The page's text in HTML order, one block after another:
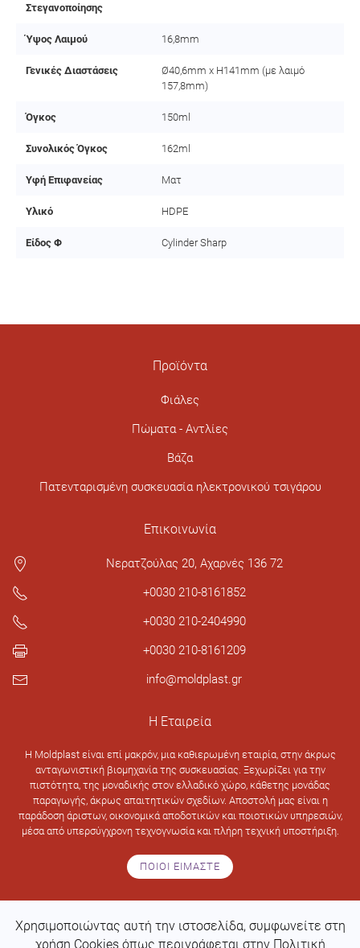
Στεγανοποίησης
Ύψος Λαιμού 16,8mm
Γενικές Διαστάσεις
Ø40,6mm x H141mm (με λαιμό
157,8mm)
Όγκος 150ml
Συνολικός Όγκος 162ml
Υφή Επιφανείας Ματ
Υλικό HDPE
Είδος Φ Cylinder Sharp
Προϊόντα
Φιάλες
Πώματα - Αντλίες
Βάζα
Πατενταρισμένη συσκευασία ηλεκτρονικού τσιγάρου
Επικοινωνία
Νερατζούλας 20, Αχαρνές 136 72
+0030 210-8161852
+0030 210-2404990
+0030 210-8161209
info@moldplast.gr
Η Εταιρεία
H Moldplast είναι επί μακρόν, μια καθιερωμένη εταιρία, στην άκρως
ανταγωνιστική βιομηχανία της συσκευασίας. Ξεχωρίζει για την
πιστότητα, της μοναδικής στον ελλαδικό χώρο, κάθετης μονάδας
παραγωγής, άκρως απαιτητικών σχεδίων. Αποστολή μας είναι η
παράδοση άριστων, οικονομικά αποδοτικών και ποιοτικών υπηρεσιών,
μέσα από υπερσύγχρονη τεχνογνωσία και πλήρη τεχνική υποστήριξη.
ΠΟΙΟΙ ΕΙΜΑΣΤΕ
Design & development by Web Intelligence
Χρησιμοποιώντας αυτή την ιστοσελίδα, συμφωνείτε στη
χρήση Cookies όπως περιγράφεται στην Πολιτική